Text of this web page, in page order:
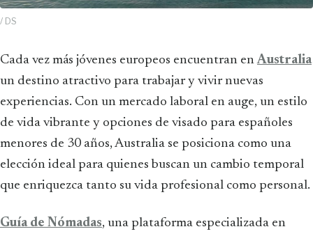
/ DS
Cada vez más jóvenes europeos encuentran enAustralia
un destino atractivo para trabajar y vivir nuevas
experiencias. Con un mercado laboral en auge, un estilo
de vida vibrante y opciones de visado para españoles
menores de 30 años, Australia se posiciona como una
elección ideal para quienes buscan un cambio temporal
que enriquezca tanto su vida profesional como personal.
Guía de Nómadas, una plataforma especializada en